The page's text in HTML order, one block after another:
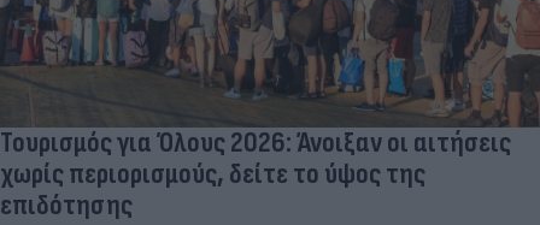
Τουρισμός για Όλους 2026: Άνοιξαν οι αιτήσεις
χωρίς περιορισμούς, δείτε το ύψος της
επιδότησης